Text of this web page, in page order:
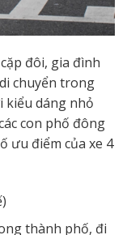
đôi, gia đình
chuyển trong
kiểu dáng nhỏ
con phố đông
ưu điểm của xe 4
thành phố, đi